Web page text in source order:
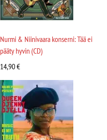
Nurmi & Niinivaara konserni: Tää ei
pääty hyvin (CD)
14,90€